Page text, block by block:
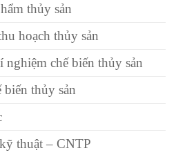
thủy sản
hoạch thủy sản
nghiệm chế biến thủy sản
thủy sản
thuật – CNTP